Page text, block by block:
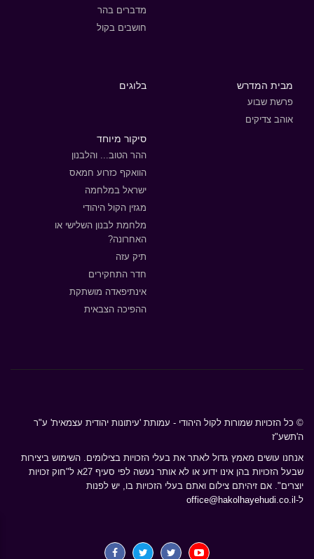
מדברים בהר
חושבים בקול
מבית המדרש
פרשת שבוע
אוהב צדיקים
בלוגים
סיקור מיוחד
ההר הטוב... והלבנון
הוואקף כזרוע חמאס
ישראל במלחמה
מגזין הקול היהודי
מלחמת לבנון השלישי או
האחרונה?
תיק עזה
חדר התחקירים
אינתיפאדה מושתקת
ההפיכה הצבאית
© כל הזכויות שמורות לקול היהודי - עמותת 'עיתונות יהודית עצמאית' ע"ר
ה'תשע"ז
אנחנו עושים מאמץ גדול לאתר את בעלי הזכויות בצילומים. השימוש ביצירות
שבעל הזכויות בהן אינו ידוע או לא אותר נעשה לפי סעיף 27א ל"חוק זכויות
יוצרים". אם זיהיתם צילום ואתם בעלי הזכויות בו, יש לפנות
ל- office@hakolhayehudi.co.il